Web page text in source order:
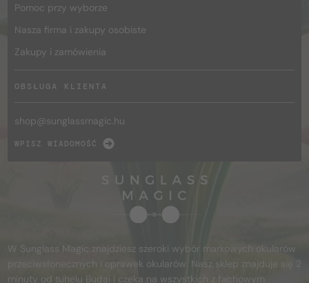
Pomoc przy wyborze
Nasza firma i zakupy osobiste
Zakupy i zamówienia
OBSŁUGA KLIENTA
shop@sunglassmagic.hu
WPISZ WIADOMOŚĆ
W Sunglass Magic znajdziesz szeroki wybór markowych okularów
przeciwsłonecznych i oprawek okularów. Nasz sklep znajduje się 2
minuty od tunelu Budai i czeka na wszystkich z fachowym